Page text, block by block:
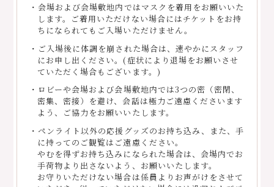
・会場および会場敷地内ではマスクを着用をお願いいた
します。ご着用いただけない場合にはチケットをお持
ちになられてもご入場いただけません。
・ご入場後に体調を崩された場合は、速やかにスタッフ
にお申し出ください。(症状により退場をお願いさせ
ていただく場合もございます。)
・ロビーや会場および会場敷地内では3つの密（密閉、
密集、密接）を避け、会話は極力ご遠慮くださいます
よう、ご協力をお願いいたします。
・ペンライト以外の応援グッズのお持ち込み、また、手
に持ってのご観覧はご遠慮ください。
やむを得ずお持ち込みになられた場合は、会場内でお
手荷物より出さないよう、お願いいたします。
お守りいただけない場合は係員よりお声がけをさせて